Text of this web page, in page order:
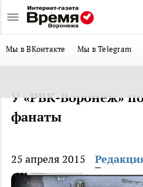
Мы в ВКонтакте Мы в Telegram
У «РВК-Воронеж»
фанаты
25 апреля 2015